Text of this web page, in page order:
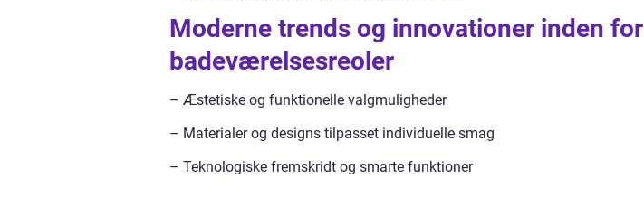
Moderne trends og innovationer inden for
badeværelsesreoler
– Æstetiske og funktionelle valgmuligheder
– Materialer og designs tilpasset individuelle smag
– Teknologiske fremskridt og smarte funktioner